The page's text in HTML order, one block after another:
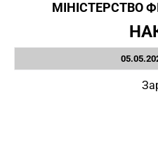
МІНІСТЕРСТВО